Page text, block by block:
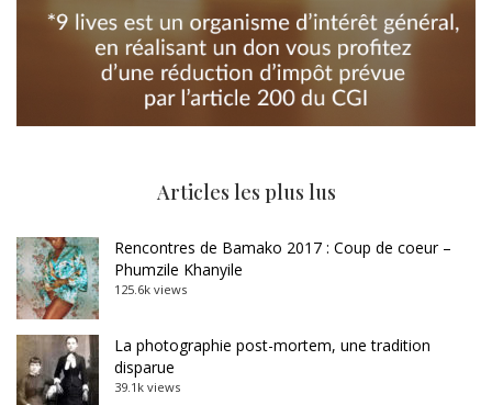
Articles les plus lus
Rencontres de Bamako 2017 : Coup de coeur –
Phumzile Khanyile
125.6k views
La photographie post-mortem, une tradition
disparue
39.1k views